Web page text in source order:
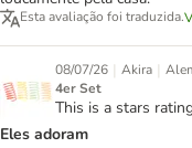
Esta avaliação foi traduzida.
08/07/26 | Akira |
4er Set
This is a stars
Eles adoram